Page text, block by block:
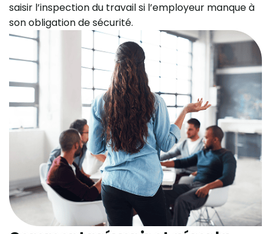
saisir l’inspection du travail si l’employeur manque à
son obligation de sécurité.